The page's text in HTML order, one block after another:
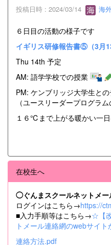
投稿日時 : 2024/03/14 海
６日目の活動の様子です
イギリス研修報告書⑤（3月
Thu 14th 予定
AM: 語学学校での授業
PM: ケンブリッジ大学生と
（ユースリーダープログラム
１６℃まで上がる暖かい一
在校生へ
◯ぐんまスクールネットメー
ログインはこちら→https://
■入力手順等はこちら→☆【
トメール連絡網のwebサイ
連絡方法.pdf